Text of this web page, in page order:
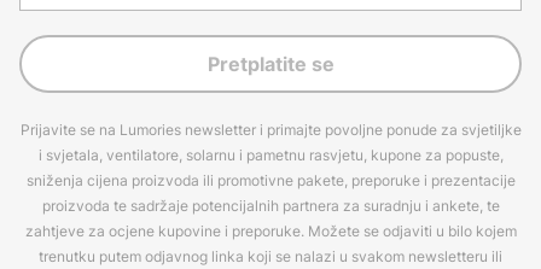
Pretplatite se
Prijavite se na Lumories newsletter i primajte povoljne ponude za svjetiljke
i svjetala, ventilatore, solarnu i pametnu rasvjetu, kupone za popuste,
sniženja cijena proizvoda ili promotivne pakete, preporuke i prezentacije
proizvoda te sadržaje potencijalnih partnera za suradnju i ankete, te
zahtjeve za ocjene kupovine i preporuke. Možete se odjaviti u bilo kojem
trenutku putem odjavnog linka koji se nalazi u svakom newsletteru ili